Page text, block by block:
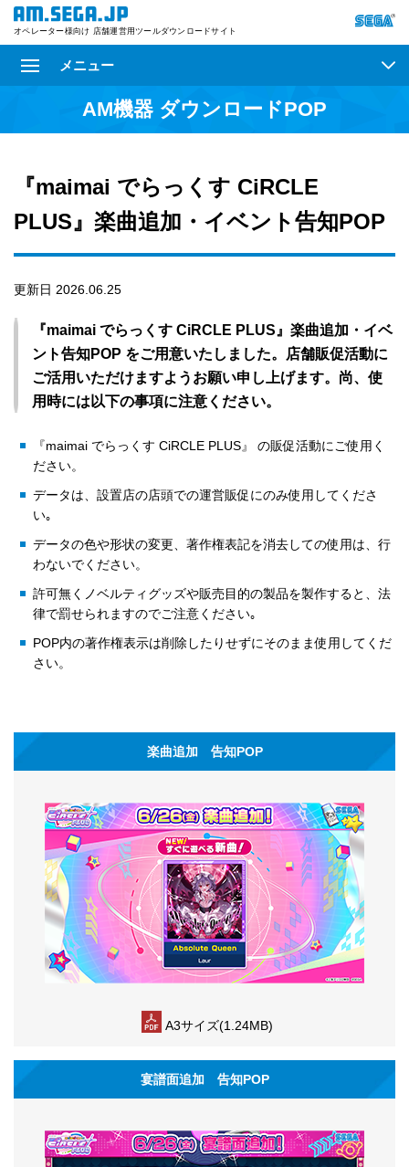
オペレーター様向け 店舗運営用ツールダウンロードサイト
メニュー
AM機器 ダウンロードPOP
『maimai でらっくす CiRCLE
PLUS』楽曲追加・イベント告知POP
更新日 2026.06.25
『maimai でらっくす CiRCLE PLUS』楽曲追加・イベ
ント告知POP をご用意いたしました。店舗販促活動に
ご活用いただけますようお願い申し上げます。尚、使
用時には以下の事項に注意ください。
『maimai でらっくす CiRCLE PLUS』 の販促活動にご使用く
ださい。
データは、設置店の店頭での運営販促にのみ使用してくださ
い｡
データの色や形状の変更、著作権表記を消去しての使用は、行
わないでください。
許可無くノベルティグッズや販売目的の製品を製作すると、法
律で罰せられますのでご注意ください｡
POP内の著作権表示は削除したりせずにそのまま使用してくだ
さい。
楽曲追加 告知POP
A3サイズ(1.24MB)
宴譜面追加 告知POP